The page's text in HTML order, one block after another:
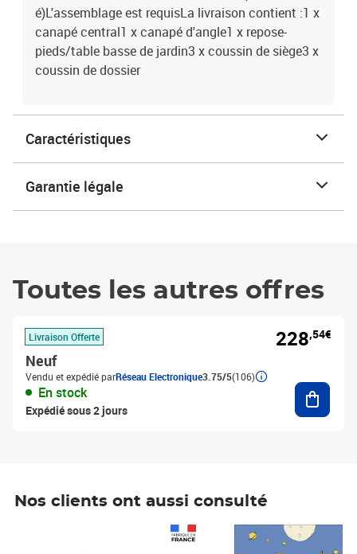
é)L'assemblage est requisLa livraison contient :1 x
canapé central1 x canapé d'angle1 x repose-
pieds/table basse de jardin3 x coussin de siège3 x
coussin de dossier
Caractéristiques
Garantie légale
Toutes les autres offres
Livraison Offerte
Neuf
Vendu et expédié parRéseau Electronique3.75/5(106)
En stock
Expédié sous 2 jours
228,54€
Nos clients ont aussi consulté
Prix 7,50€